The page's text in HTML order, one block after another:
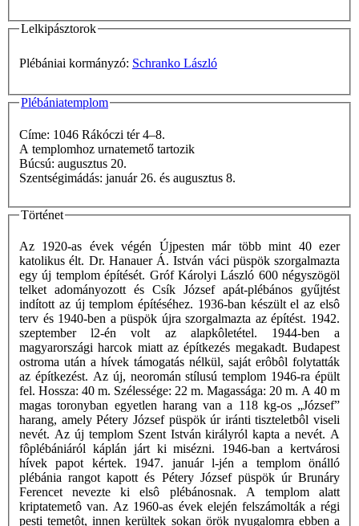
Lelkipásztorok
Plébániai kormányzó: Schranko László
Plébániatemplom
Címe: 1046 Rákóczi tér 4–8.
A templomhoz urnatemető tartozik
Búcsú: augusztus 20.
Szentségimádás: január 26. és augusztus 8.
Történet
Az 1920-as évek végén Újpesten már több mint 40 ezer
katolikus élt. Dr. Hanauer Á. István váci püspök szorgalmazta
egy új templom építését. Gróf Károlyi László 600 négyszögöl
telket adományozott és Csík József apát-plébános gyűjtést
indított az új templom építéséhez. 1936-ban készült el az elsô
terv és 1940-ben a püspök újra szorgalmazta az építést. 1942.
szeptember l2-én volt az alapkôletétel. 1944-ben a
magyarországi harcok miatt az építkezés megakadt. Budapest
ostroma után a hívek támogatás nélkül, saját erôbôl folytatták
az építkezést. Az új, neoromán stílusú templom 1946-ra épült
fel. Hossza: 40 m. Szélessége: 22 m. Magassága: 20 m. A 40 m
magas toronyban egyetlen harang van a 118 kg-os „József”
harang, amely Pétery József püspök úr iránti tiszteletbôl viseli
nevét. Az új templom Szent István királyról kapta a nevét. A
fôplébániáról káplán járt ki misézni. 1946-ban a kertvárosi
hívek papot kértek. 1947. január l-jén a templom önálló
plébánia rangot kapott és Pétery József püspök úr Brunáry
Ferencet nevezte ki elsô plébánosnak. A templom alatt
kriptatemetô van. Az 1960-as évek elején felszámolták a régi
pesti temetôt, innen kerültek sokan örök nyugalomra ebben a